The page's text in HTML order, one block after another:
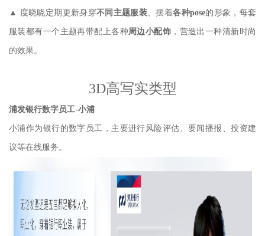
▲ 度晓晓定期更新身穿不同主题服装 、摆着各种pose的形象，每套
服装都有一个主题再带配上各种 周边小配饰 ，营造出一种清新时尚
的效果。
3D高写实类型
浦发银行数字员工-小浦
小浦作为银行的数字员工，主要进行风险评估、要闻播报、投资建
议等在线服务。